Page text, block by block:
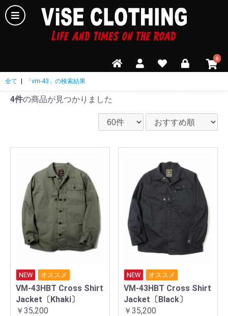
0
全て 「vm-43」の検索結果
4件の商品が見つかりました
NEW オススメ
VM-43HBT Cross Shirt
Jacket〔Khaki〕
￥35,200
NEW オススメ
VM-43HBT Cross Shirt
Jacket〔Black〕
￥35,200